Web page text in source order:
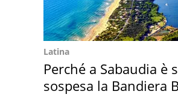
Latina
Perché a Sabaudia è
sospesa la Bandiera